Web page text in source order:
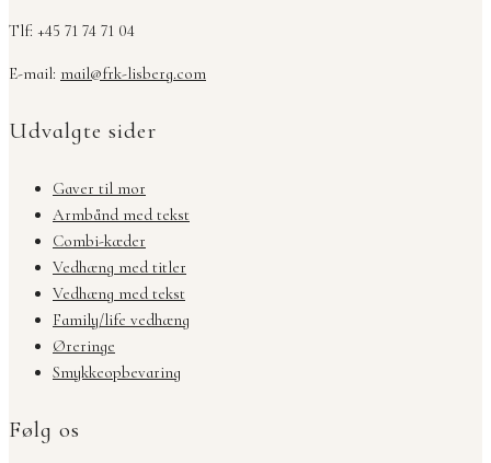
Tlf: +45 71 74 71 04
E-mail: mail@frk-lisberg.com
Udvalgte sider
Gaver til mor
Armbånd med tekst
Combi-kæder
Vedhæng med titler
Vedhæng med tekst
Family/life vedhæng
Øreringe
Smykkeopbevaring
Følg os